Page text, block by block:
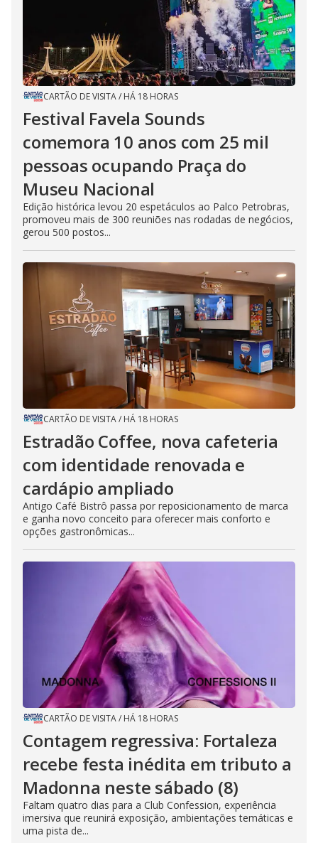
CARTÃO DE VISITA/ HÁ 18 HORAS
Festival Favela Sounds
comemora 10 anos com 25 mil
pessoas ocupando Praça do
Museu Nacional
Edição histórica levou 20 espetáculos ao Palco Petrobras,
promoveu mais de 300 reuniões nas rodadas de negócios,
gerou 500 postos...
CARTÃO DE VISITA/ HÁ 18 HORAS
Estradão Coffee, nova cafeteria
com identidade renovada e
cardápio ampliado
Antigo Café Bistrô passa por reposicionamento de marca
e ganha novo conceito para oferecer mais conforto e
opções gastronômicas...
CARTÃO DE VISITA/ HÁ 18 HORAS
Contagem regressiva: Fortaleza
recebe festa inédita em tributo a
Madonna neste sábado (8)
Faltam quatro dias para a Club Confession, experiência
imersiva que reunirá exposição, ambientações temáticas e
uma pista de...